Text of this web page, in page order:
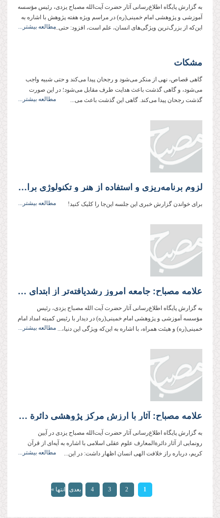
به گزارش پایگاه اطلاع‌رسانی آثار حضرت آیت‌الله مصباح یزدی، رئیس مؤسسه
آموزشی و پژوهشی امام خمینی‌(ره) در مراسم ویژه هفته پژوهش با اشاره به
این‌که از بزرگ‌ترین ویژگی‌های انسان، علم است، افزود: حتی...مطالعه بیشتر...
مشکات
گاهی قصاص، نهی از منکر می‌شود و رجحان پیدا می‌کند و حتی شبیه واجب
می‌شود، و گاهی گذشت باعث هدایت طرف مقابل می‌شود؛ در این صورت
گذشت رجحان پیدا می‌کند. گاهی این گذشت باعث می...
مطالعه بیشتر...
لزوم برنامه‌ریزی و استفاده از هنر و تکنولوژی برای سیراب کردن تشنگان معرفت در سراسر دنیا
برای خواندن گزارش خبری این جلسه این‌جا را کلیک کنید! مطالعه بیشتر...
علامه مصباح: جامعه امروز رشدیافته‌تر از ابتدای انقلاب است
به گزارش پایگاه اطلاع‌رسانی آثار حضرت آیت الله مصباح یزدی، رئیس
مؤسسه آموزشی و پژوهشی امام خمینی(ره) در دیدار با رئیس کمیته امداد امام
خمینی(ره) و هیئت همراه، با اشاره به این‌که ویژگی این دنیا،... مطالعه بیشتر...
علامه مصباح: آثار با ارزش مرکز پژوهشی دائرة المعارف علوم عقلی از برکات انقلاب است
به گزارش پایگاه اطلاع‌رسانی آثار حضرت آیت‌الله مصباح یزدی در آیین
رونمایی از آثار دائرة‌المعارف علوم عقلی اسلامی با اشاره به آیه‌ای از قرآن
کریم، درباره راز خلافت الهی انسان اظهار داشت: در این...
مطالعه بیشتر...
صفحه‌ها 1
2
3
4 بعدی انتها »